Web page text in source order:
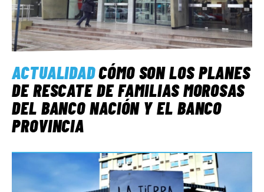
ACTUALIDADCÓMO SON LOS PLANES
DE RESCATE DE FAMILIAS MOROSAS
DEL BANCO NACIÓN Y EL BANCO
PROVINCIA